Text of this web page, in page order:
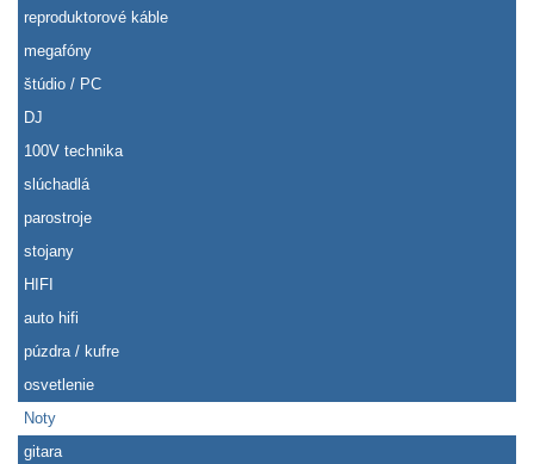
reproduktorové káble
megafóny
štúdio / PC
DJ
100V technika
slúchadlá
parostroje
stojany
HIFI
auto hifi
púzdra / kufre
osvetlenie
Noty
gitara